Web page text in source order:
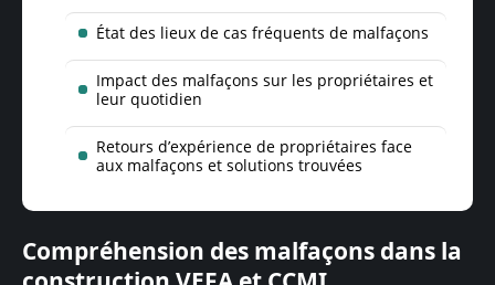
État des lieux de cas fréquents de malfaçons
Impact des malfaçons sur les propriétaires et
leur quotidien
Retours d’expérience de propriétaires face
aux malfaçons et solutions trouvées
Compréhension des malfaçons dans la